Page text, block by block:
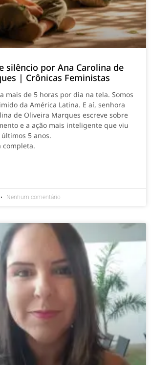
silêncio por Ana Carolina de
| Crônicas Feministas
mais de 5 horas por dia na tela. Somos
da América Latina. E aí, senhora
de Oliveira Marques escreve sobre
e a ação mais inteligente que viu
5 anos.
completa.
Nenhum comentário